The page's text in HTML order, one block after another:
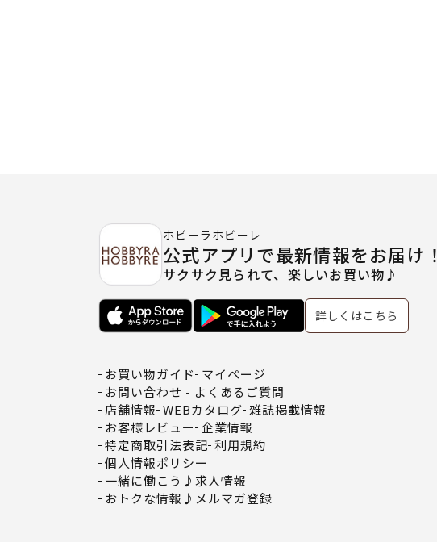
ホビーラホビーレ
公式アプリで最新情報をお届け！
サクサク見られて、楽しいお買い物♪
詳しくはこちら
お買い物ガイド マイページ
お問い合わせ - よくあるご質問
店舗情報 WEBカタログ 雑誌掲載情報
お客様レビュー 企業情報
特定商取引法表記 利用規約
個人情報ポリシー
一緒に働こう♪求人情報
おトクな情報♪メルマガ登録